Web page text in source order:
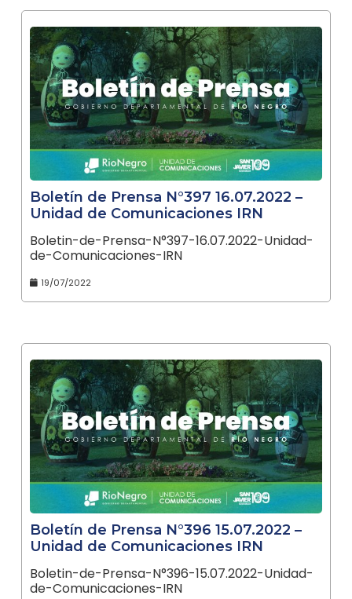
Boletín de Prensa N°397 16.07.2022 –
Unidad de Comunicaciones IRN
Boletin-de-Prensa-N°397-16.07.2022-Unidad-
de-Comunicaciones-IRN
19/07/2022
Boletín de Prensa N°396 15.07.2022 –
Unidad de Comunicaciones IRN
Boletin-de-Prensa-N°396-15.07.2022-Unidad-
de-Comunicaciones-IRN